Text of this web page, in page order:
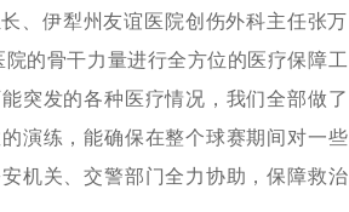
、伊犁州友谊医院创伤外科主任张万
的骨干力量进行全方位的医疗保障工
突发的各种医疗情况，我们全部做了
演练，能确保在整个球赛期间对一些
机关、交警部门全力协助，保障救治